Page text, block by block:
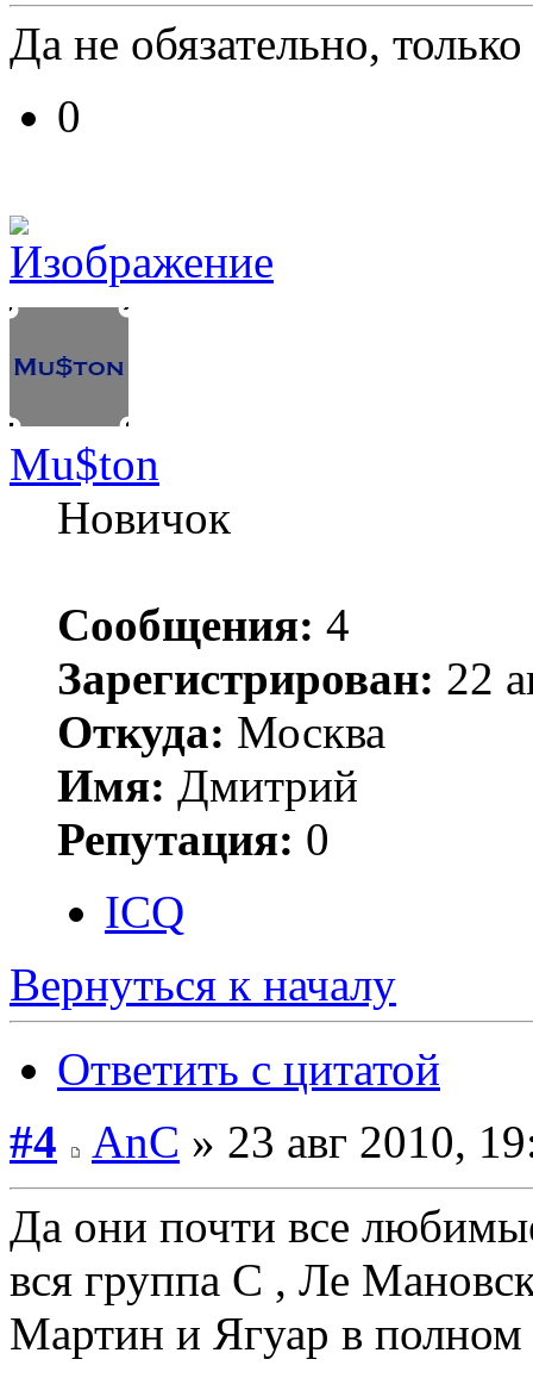
Да не обязательно,
0
Mu$ton
Новичок
Сообщения: 4
Зарегистрирован: 22
Откуда: Москва
Имя: Дмитрий
Репутация: 0
ICQ
Вернуться к началу
Ответить с цитатой
#4
AnC » 23 авг 2010,
Да они почти все
вся группа С , Ле
Мартин и Ягуар в полном